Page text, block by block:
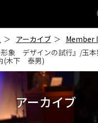
アーカイブ
Member
象 デザインの試行』/玉本
(木下 泰男)
アーカイブ